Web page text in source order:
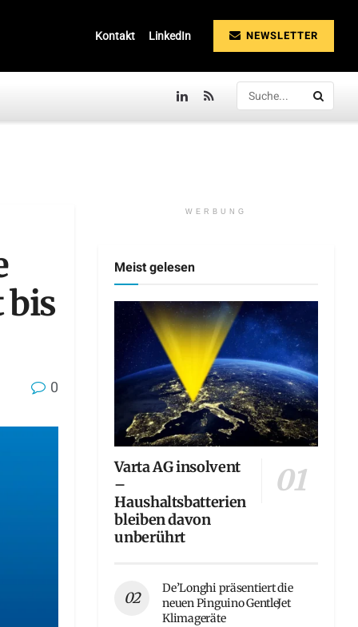
Kontakt LinkedIn NEWSLETTER
bis
0
WERBUNG
Meist gelesen
Varta AG insolvent
–
Haushaltsbatterien
bleiben davon
unberührt
De’Longhi präsentiert die
neuen Pinguino GentleJet
Klimageräte